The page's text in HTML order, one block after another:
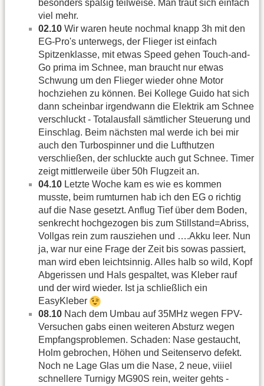
besonders spaßig teilweise. Man traut sich einfach
viel mehr.
02.10 Wir waren heute nochmal knapp 3h mit den
EG-Pro's unterwegs, der Flieger ist einfach
Spitzenklasse, mit etwas Speed gehen Touch-and-
Go prima im Schnee, man braucht nur etwas
Schwung um den Flieger wieder ohne Motor
hochziehen zu können. Bei Kollege Guido hat sich
dann scheinbar irgendwann die Elektrik am Schnee
verschluckt - Totalausfall sämtlicher Steuerung und
Einschlag. Beim nächsten mal werde ich bei mir
auch den Turbospinner und die Lufthutzen
verschließen, der schluckte auch gut Schnee. Timer
zeigt mittlerweile über 50h Flugzeit an.
04.10 Letzte Woche kam es wie es kommen
musste, beim rumturnen hab ich den EG o richtig
auf die Nase gesetzt. Anflug Tief über dem Boden,
senkrecht hochgezogen bis zum Stillstand=Abriss,
Vollgas rein zum rausziehen und ….Akku leer. Nun
ja, war nur eine Frage der Zeit bis sowas passiert,
man wird eben leichtsinnig. Alles halb so wild, Kopf
Abgerissen und Hals gespaltet, was Kleber rauf
und der wird wieder. Ist ja schließlich ein
EasyKleber
08.10 Nach dem Umbau auf 35MHz wegen FPV-
Versuchen gabs einen weiteren Absturz wegen
Empfangsproblemen. Schaden: Nase gestaucht,
Holm gebrochen, Höhen und Seitenservo defekt.
Noch ne Lage Glas um die Nase, 2 neue, viiiel
schnellere Turnigy MG90S rein, weiter gehts -